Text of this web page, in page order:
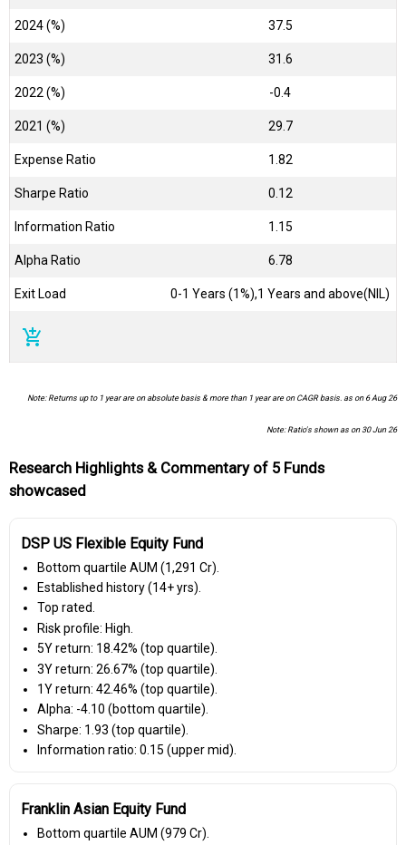
2024 (%) 37.5
2023 (%) 31.6
2022 (%) -0.4
2021 (%) 29.7
Expense Ratio 1.82
Sharpe Ratio 0.12
Information Ratio 1.15
Alpha Ratio 6.78
Exit Load 0-1 Years (1%),1 Years and above(NIL)
add_shopping_cart
Note: Returns up to 1 year are on absolute basis & more than 1 year are on CAGR basis. as on 6 Aug 26
Note: Ratio's shown as on 30 Jun 26
Research Highlights & Commentary of 5 Funds
showcased
DSP US Flexible Equity Fund
Bottom quartile AUM (₹1,291 Cr).
Established history (14+ yrs).
Top rated.
Risk profile: High.
5Y return: 18.42% (top quartile).
3Y return: 26.67% (top quartile).
1Y return: 42.46% (top quartile).
Alpha: -4.10 (bottom quartile).
Sharpe: 1.93 (top quartile).
Information ratio: 0.15 (upper mid).
Franklin Asian Equity Fund
Bottom quartile AUM (₹979 Cr).